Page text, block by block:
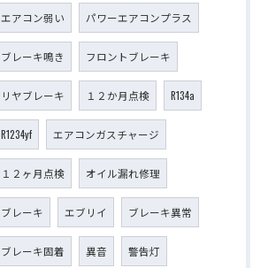
エアコン弱い パワーエアコンプラス
ブレーキ鳴き フロントブレーキ
リヤブレーキ １２か月点検 R134a
R1234yf エアコンガスチャージ
１２ヶ月点検 オイル漏れ修理
ブレーキ エブリイ ブレーキ異常
ブレーキ固着 異音 警告灯